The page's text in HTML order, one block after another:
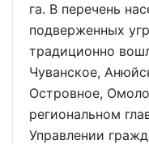
га. В перечень
подверженных
традиционно
Чуванское,
Островное,
региональном
Управлении